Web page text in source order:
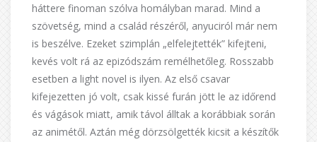
háttere finoman szólva homályban marad. Mind a
szövetség, mind a család részéről, anyuciról már nem
is beszélve. Ezeket szimplán „elfelejtették” kifejteni,
kevés volt rá az epizódszám remélhetőleg. Rosszabb
esetben a light novel is ilyen. Az első csavar
kifejezetten jó volt, csak kissé furán jött le az időrend
és vágások miatt, amik távol álltak a korábbiak során
az animétől. Aztán még dörzsölgették kicsit a készítők